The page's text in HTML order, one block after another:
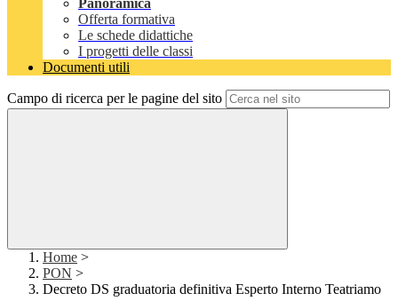
Panoramica
Offerta formativa
Le schede didattiche
I progetti delle classi
Documenti utili
Campo di ricerca per le pagine del sito
Home >
PON >
Decreto DS graduatoria definitiva Esperto Interno Teatriamo